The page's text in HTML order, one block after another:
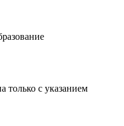
только с указанием